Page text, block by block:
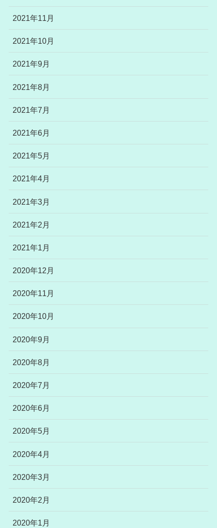
2021年11月
2021年10月
2021年9月
2021年8月
2021年7月
2021年6月
2021年5月
2021年4月
2021年3月
2021年2月
2021年1月
2020年12月
2020年11月
2020年10月
2020年9月
2020年8月
2020年7月
2020年6月
2020年5月
2020年4月
2020年3月
2020年2月
2020年1月